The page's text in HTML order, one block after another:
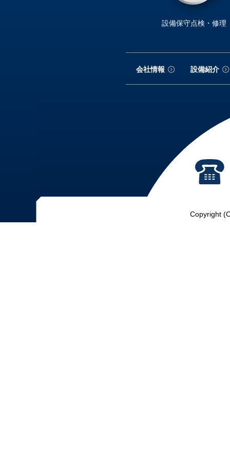
設備保守点検・修理
会社情報 設備紹介
Copyright